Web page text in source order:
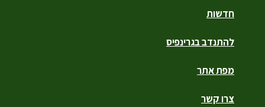
חדשות
להתנדב בגרינפיס
מפת אתר
צרו קשר